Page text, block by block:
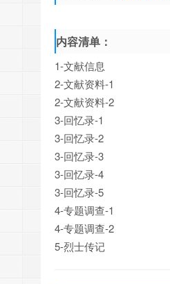
内容清单：
1-文献信息
2-文献资料-1
2-文献资料-2
3-回忆录-1
3-回忆录-2
3-回忆录-3
3-回忆录-4
3-回忆录-5
4-专题调查-1
4-专题调查-2
5-烈士传记